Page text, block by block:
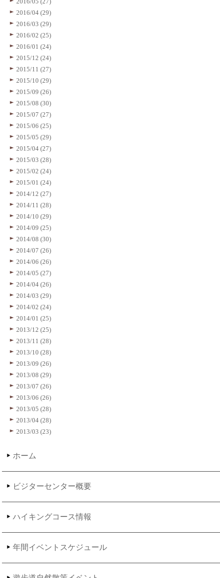
2016/04 (29)
2016/03 (29)
2016/02 (25)
2016/01 (24)
2015/12 (24)
2015/11 (27)
2015/10 (29)
2015/09 (26)
2015/08 (30)
2015/07 (27)
2015/06 (25)
2015/05 (29)
2015/04 (27)
2015/03 (28)
2015/02 (24)
2015/01 (24)
2014/12 (27)
2014/11 (28)
2014/10 (29)
2014/09 (25)
2014/08 (30)
2014/07 (26)
2014/06 (26)
2014/05 (27)
2014/04 (26)
2014/03 (29)
2014/02 (24)
2014/01 (25)
2013/12 (25)
2013/11 (28)
2013/10 (28)
2013/09 (26)
2013/08 (29)
2013/07 (26)
2013/06 (26)
2013/05 (28)
2013/04 (28)
2013/03 (23)
ホーム
ビジターセンター概要
ハイキングコース情報
年間イベントスケジュール